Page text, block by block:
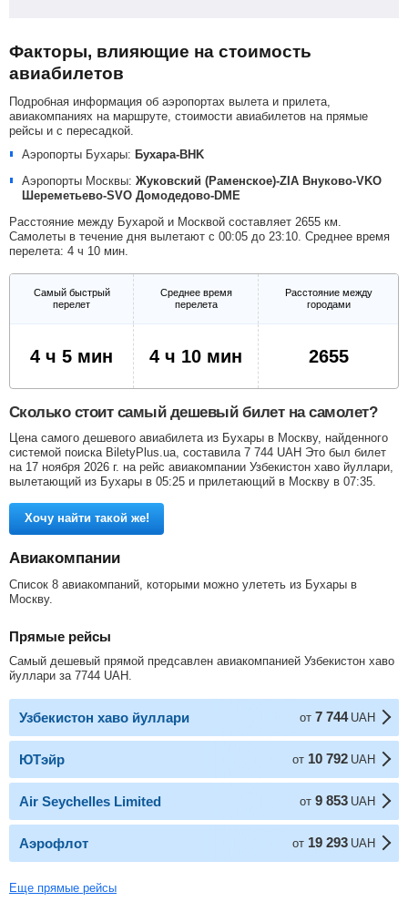
Факторы, влияющие на стоимость
авиабилетов
Подробная информация об аэропортах вылета и прилета,
авиакомпаниях на маршруте, стоимости авиабилетов на прямые
рейсы и с пересадкой.
Аэропорты Бухары: Бухара-BHK
Аэропорты Москвы: Жуковский (Раменское)-ZIA Внуково-VKO
Шереметьево-SVO Домодедово-DME
Расстояние между Бухарой и Москвой составляет 2655 км.
Самолеты в течение дня вылетают с 00:05 до 23:10. Среднее время
перелета: 4 ч 10 мин.
Самый быстрый
перелет
Среднее время
перелета
Расстояние между
городами
4 ч 5 мин 4 ч 10 мин 2655
Сколько стоит самый дешевый билет на самолет?
Цена самого дешевого авиабилета из Бухары в Москву, найденного
системой поиска BiletyPlus.ua, составила 7 744 UAH Это был билет
на 17 ноября 2026 г. на рейс авиакомпании Узбекистон хаво йуллари,
вылетающий из Бухары в 05:25 и прилетающий в Москву в 07:35.
Хочу найти такой же!
Авиакомпании
Список 8 авиакомпаний, которыми можно улететь из Бухары в
Москву.
Прямые рейсы
Самый дешевый прямой предсавлен авиакомпанией Узбекистон хаво
йуллари за 7744 UAH
Узбекистон хаво йуллари от 7 744 UAH
ЮТэйр от 10 792 UAH
Air Seychelles Limited от 9 853 UAH
Аэрофлот от 19 293 UAH
Еще прямые рейсы